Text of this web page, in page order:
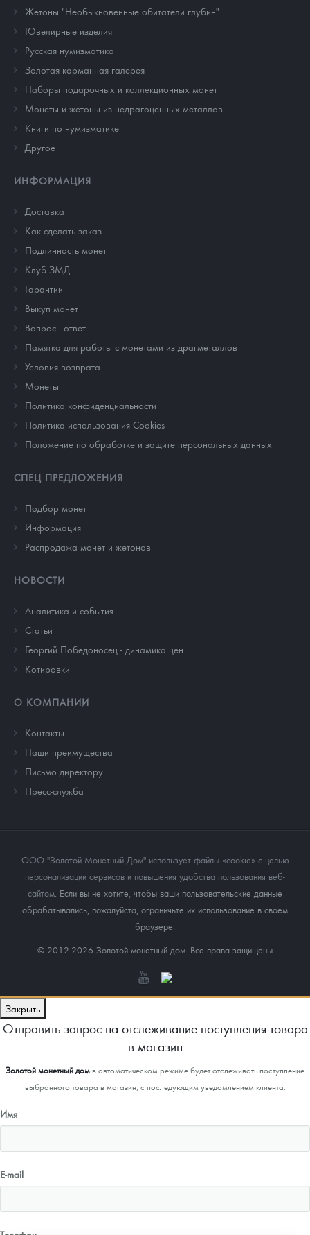
Жетоны "Необыкновенные обитатели глубин"
Ювелирные изделия
Русская нумизматика
Золотая карманная галерея
Наборы подарочных и коллекционных монет
Монеты и жетоны из недрагоценных металлов
Книги по нумизматике
Другое
ИНФОРМАЦИЯ
Доставка
Как сделать заказ
Подлинность монет
Клуб ЗМД
Гарантии
Выкуп монет
Вопрос - ответ
Памятка для работы с монетами из драгметаллов
Условия возврата
Монеты
Политика конфиденциальности
Политика использования Cookies
Положение по обработке и защите персональных данных
СПЕЦ ПРЕДЛОЖЕНИЯ
Подбор монет
Информация
Распродажа монет и жетонов
НОВОСТИ
Аналитика и события
Cтатьи
Георгий Победоносец - динамика цен
Котировки
О КОМПАНИИ
Контакты
Наши преимущества
Письмо директору
Пресс-служба
ООО "Золотой Монетный Дом" использует файлы «cookie» с целью
персонализации сервисов и повышения удобства пользования веб-
сайтом. Если вы не хотите, чтобы ваши пользовательские данные
обрабатывались, пожалуйста, ограничьте их использование в своём
браузере.
© 2012-2026 Золотой монетный дом. Все права защищены
Закрыть
Отправить запрос на отслеживание поступления товара
в магазин
Золотой монетный домв автоматическом режиме будет отслеживать поступление
выбранного товара в магазин, с последующим уведомлением клиента.
Имя
E-mail